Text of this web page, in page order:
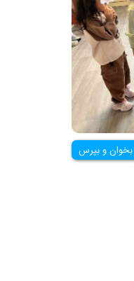
بخوان و بپرس